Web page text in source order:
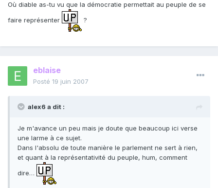
Où diable as-tu vu que la démocratie permettait au peuple de se
faire représenter
?
eblaise
Posté 19 juin 2007
alex6 a dit :
Je m'avance un peu mais je doute que beaucoup ici verse
une larme à ce sujet.
Dans l'absolu de toute manière le parlement ne sert à rien,
et quant à la représentativité du peuple, hum, comment
dire…